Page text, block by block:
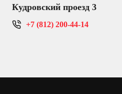
Кудровский проезд 3
+7 (812) 200-44-14